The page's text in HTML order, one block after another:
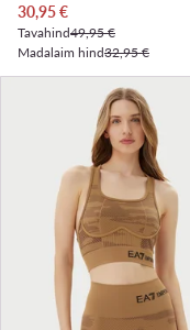
Praegune hind
30,95€
Tavahind49,95 €
Madalaim hind32,95 €